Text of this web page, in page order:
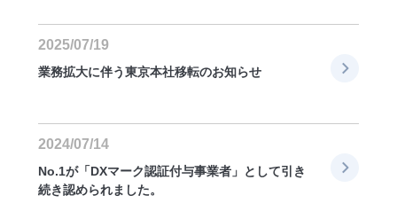
2025/07/19
業務拡大に伴う東京本社移転のお知らせ
2024/07/14
No.1が「DXマーク認証付与事業者」として引き
続き認められました。